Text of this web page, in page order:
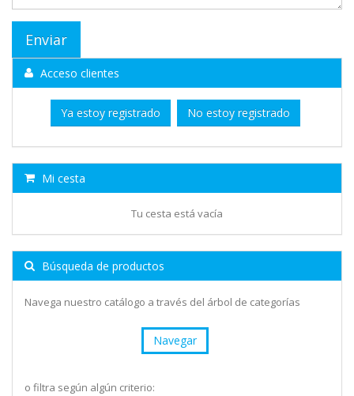
Acceso clientes
Ya estoy registrado No estoy registrado
Mi cesta
Tu cesta está vacía
Búsqueda de productos
Navega nuestro catálogo a través del árbol de categorías
Navegar
o filtra según algún criterio: